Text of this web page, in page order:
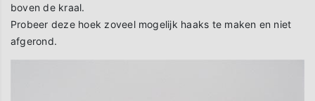
boven de kraal.
Probeer deze hoek zoveel mogelijk haaks te maken en niet
afgerond.